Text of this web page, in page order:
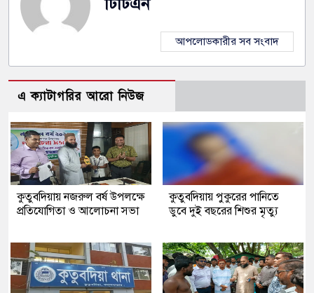
আপলোডকারীর সব সংবাদ
এ ক্যাটাগরির আরো নিউজ
কুতুবদিয়ায় নজরুল বর্ষ উপলক্ষে
প্রতিযোগিতা ও আলোচনা সভা
কুতুবদিয়ায় পুকুরের পানিতে
ডুবে দুই বছরের শিশুর মৃত্যু